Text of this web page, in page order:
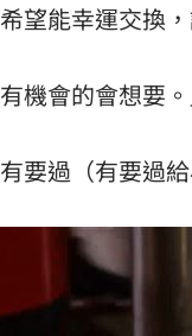
望能幸運交換
機會的會想要。
要過（有要過給